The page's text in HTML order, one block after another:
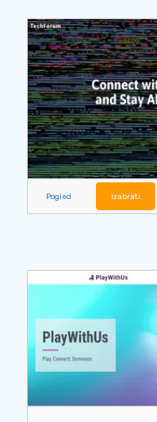
Pogled izabrati